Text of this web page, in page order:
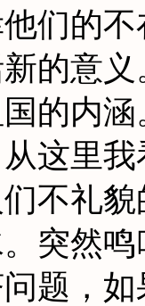
们的
的意义
的内
这里
不礼
突然
题，如